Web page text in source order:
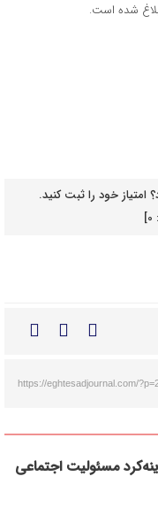
شده است.
امتیاز خود را ثبت کنید.
0
]
https://eghtesadjournal.com/
مسئولیت اجتماعی